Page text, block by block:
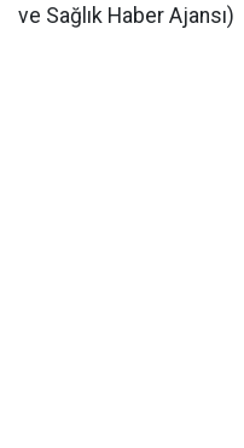
ve Sağlık Haber Ajansı)